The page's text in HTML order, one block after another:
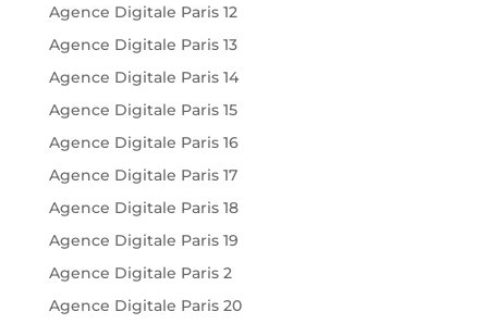
Agence Digitale Paris 12
Agence Digitale Paris 13
Agence Digitale Paris 14
Agence Digitale Paris 15
Agence Digitale Paris 16
Agence Digitale Paris 17
Agence Digitale Paris 18
Agence Digitale Paris 19
Agence Digitale Paris 2
Agence Digitale Paris 20